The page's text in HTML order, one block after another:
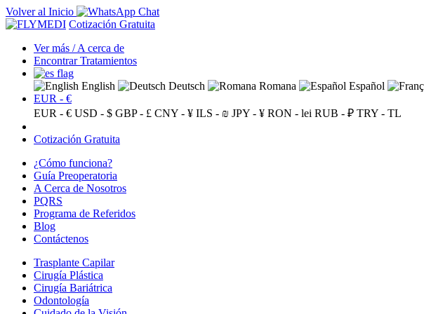
Volver al Inicio
Cotización Gratuita
Ver más / A cerca de
Encontrar Tratamientos
English Deutsch Romana Español
EUR - €
EUR - € USD - $ GBP - £ CNY - ¥ ILS - ₪ JPY - ¥ RON - lei RUB - ₽ TRY - TL
Cotización Gratuita
¿Cómo funciona?
Guía Preoperatoria
A Cerca de Nosotros
PQRS
Programa de Referidos
Blog
Contáctenos
Trasplante Capilar
Cirugía Plástica
Cirugía Bariátrica
Odontología